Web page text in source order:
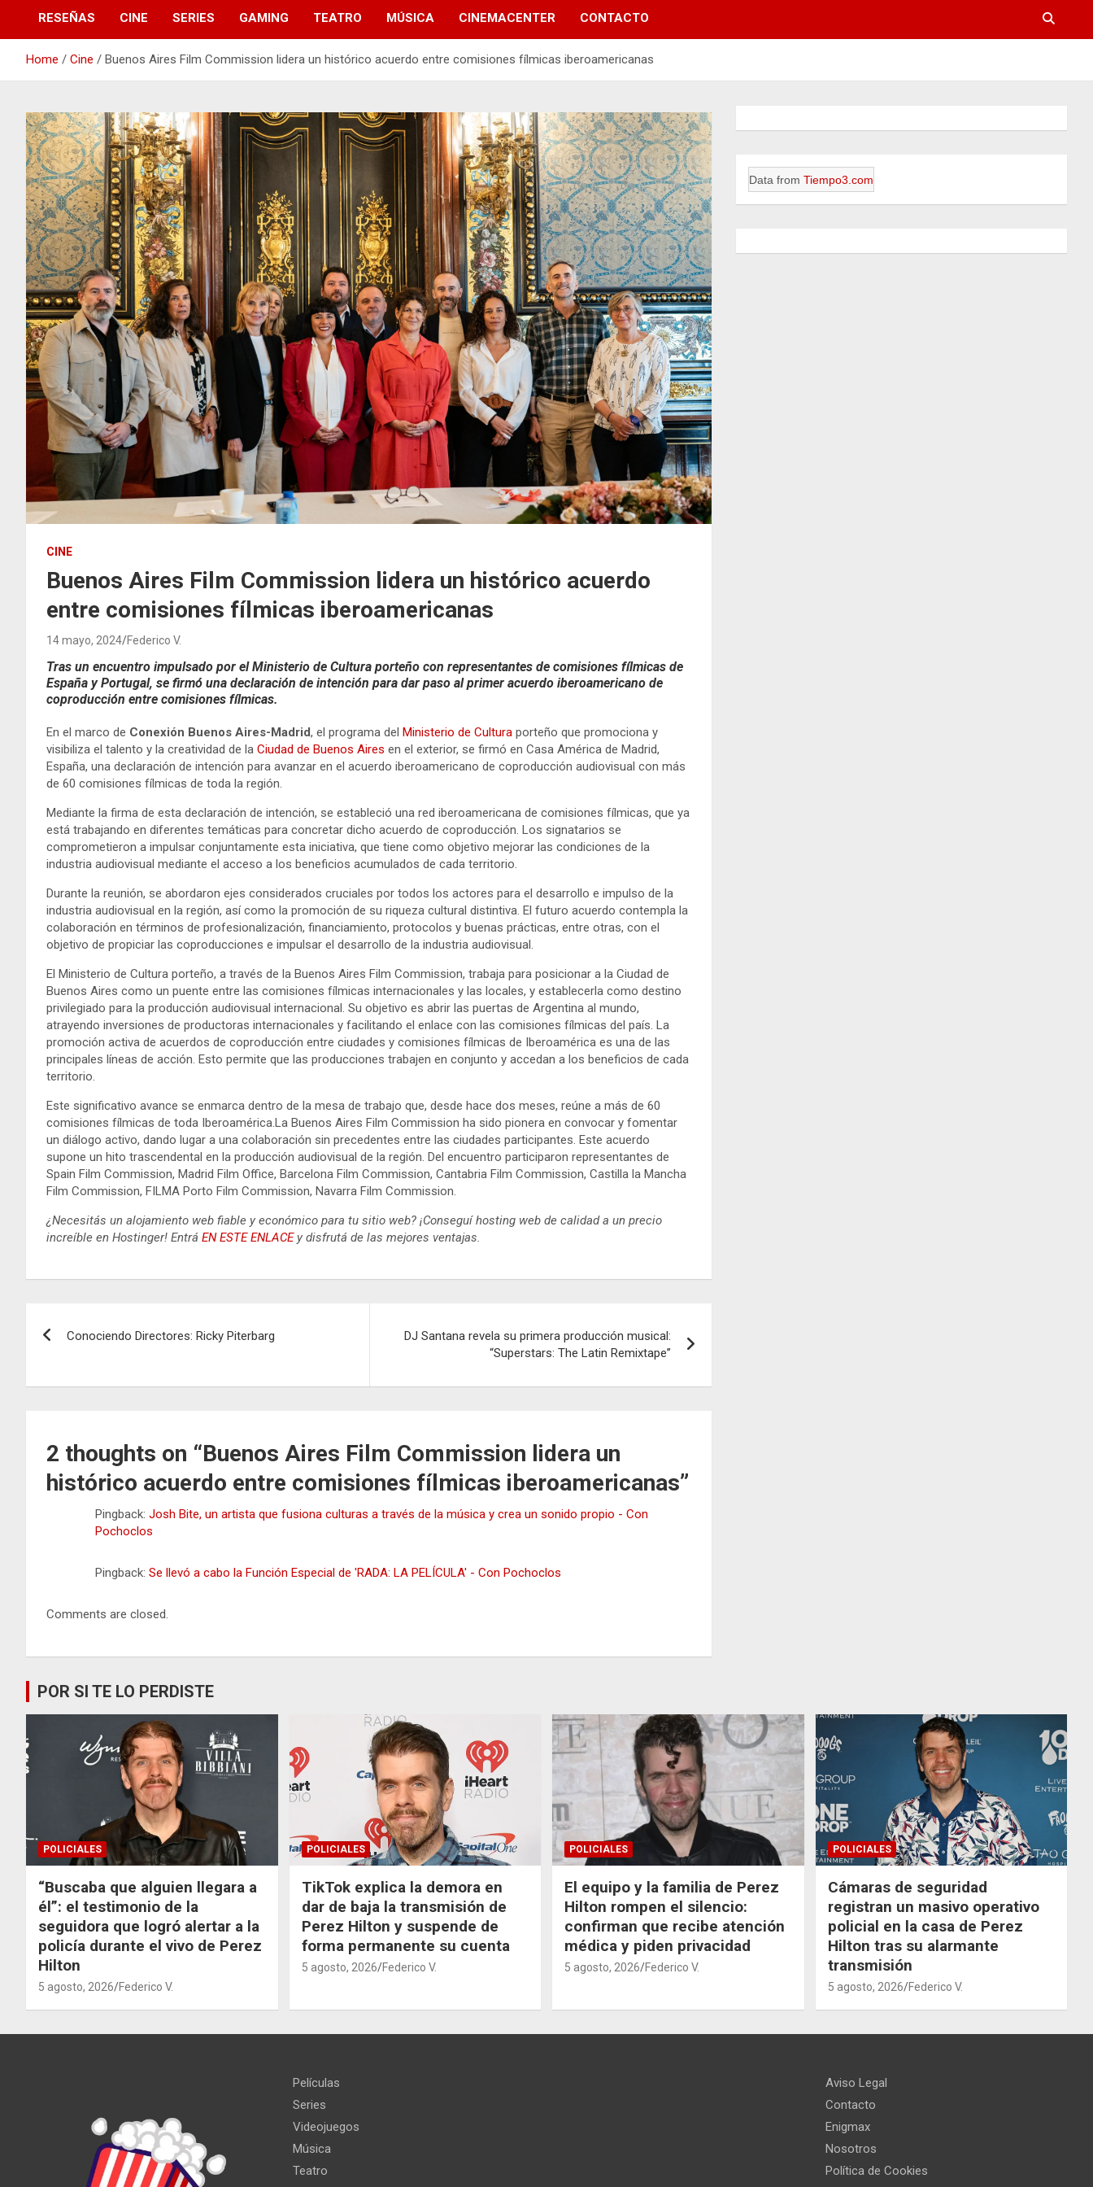
RESEÑAS CINE SERIES GAMING TEATRO MÚSICA CINEMACENTER CONTACTO
Home Cine Buenos Aires Film Commission lidera un histórico acuerdo entre comisiones fílmicas iberoamericanas
CINE
Buenos Aires Film Commission lidera un histórico acuerdo
entre comisiones fílmicas iberoamericanas
14 mayo, 2024 Federico V.
Tras un encuentro impulsado por el Ministerio de Cultura porteño con representantes de comisiones fílmicas de
España y Portugal, se firmó una declaración de intención para dar paso al primer acuerdo iberoamericano de
coproducción entre comisiones fílmicas.
En el marco de Conexión Buenos Aires-Madrid, el programa del Ministerio de Cultura porteño que promociona y
visibiliza el talento y la creatividad de la Ciudad de Buenos Aires en el exterior, se firmó en Casa América de Madrid,
España, una declaración de intención para avanzar en el acuerdo iberoamericano de coproducción audiovisual con más
de 60 comisiones fílmicas de toda la región.
Mediante la firma de esta declaración de intención, se estableció una red iberoamericana de comisiones fílmicas, que ya
está trabajando en diferentes temáticas para concretar dicho acuerdo de coproducción. Los signatarios se
comprometieron a impulsar conjuntamente esta iniciativa, que tiene como objetivo mejorar las condiciones de la
industria audiovisual mediante el acceso a los beneficios acumulados de cada territorio.
Durante la reunión, se abordaron ejes considerados cruciales por todos los actores para el desarrollo e impulso de la
industria audiovisual en la región, así como la promoción de su riqueza cultural distintiva. El futuro acuerdo contempla la
colaboración en términos de profesionalización, financiamiento, protocolos y buenas prácticas, entre otras, con el
objetivo de propiciar las coproducciones e impulsar el desarrollo de la industria audiovisual.
El Ministerio de Cultura porteño, a través de la Buenos Aires Film Commission, trabaja para posicionar a la Ciudad de
Buenos Aires como un puente entre las comisiones fílmicas internacionales y las locales, y establecerla como destino
privilegiado para la producción audiovisual internacional. Su objetivo es abrir las puertas de Argentina al mundo,
atrayendo inversiones de productoras internacionales y facilitando el enlace con las comisiones fílmicas del país. La
promoción activa de acuerdos de coproducción entre ciudades y comisiones fílmicas de Iberoamérica es una de las
principales líneas de acción. Esto permite que las producciones trabajen en conjunto y accedan a los beneficios de cada
territorio.
Este significativo avance se enmarca dentro de la mesa de trabajo que, desde hace dos meses, reúne a más de 60
comisiones fílmicas de toda Iberoamérica.La Buenos Aires Film Commission ha sido pionera en convocar y fomentar
un diálogo activo, dando lugar a una colaboración sin precedentes entre las ciudades participantes. Este acuerdo
supone un hito trascendental en la producción audiovisual de la región. Del encuentro participaron representantes de
Spain Film Commission, Madrid Film Office, Barcelona Film Commission, Cantabria Film Commission, Castilla la Mancha
Film Commission, FILMA Porto Film Commission, Navarra Film Commission.
¿Necesitás un alojamiento web fiable y económico para tu sitio web? ¡Conseguí hosting web de calidad a un precio
increíble en Hostinger! Entrá EN ESTE ENLACEy disfrutá de las mejores ventajas.
entradas
Conociendo Directores: Ricky Piterbarg
DJ Santana revela su primera producción musical:
“Superstars: The Latin Remixtape”
2 thoughts on “Buenos Aires Film Commission lidera un
histórico acuerdo entre comisiones fílmicas iberoamericanas”
Pingback: Josh Bite, un artista que fusiona culturas a través de la música y crea un sonido propio - Con
Pochoclos
Pingback: Se llevó a cabo la Función Especial de 'RADA: LA PELÍCULA' - Con Pochoclos
Comments are closed.
Data fromTiempo3.com
POR SI TE LO PERDISTE
POLICIALES
“Buscaba que alguien llegara a
él”: el testimonio de la
seguidora que logró alertar a la
policía durante el vivo de Perez
Hilton
5 agosto, 2026 Federico V.
POLICIALES
TikTok explica la demora en
dar de baja la transmisión de
Perez Hilton y suspende de
forma permanente su cuenta
5 agosto, 2026 Federico V.
POLICIALES
El equipo y la familia de Perez
Hilton rompen el silencio:
confirman que recibe atención
médica y piden privacidad
5 agosto, 2026 Federico V.
POLICIALES
Cámaras de seguridad
registran un masivo operativo
policial en la casa de Perez
Hilton tras su alarmante
transmisión
5 agosto, 2026 Federico V.
Películas
Series
Videojuegos
Música
Teatro
Aviso Legal
Contacto
Enigmax
Nosotros
Política de Cookies